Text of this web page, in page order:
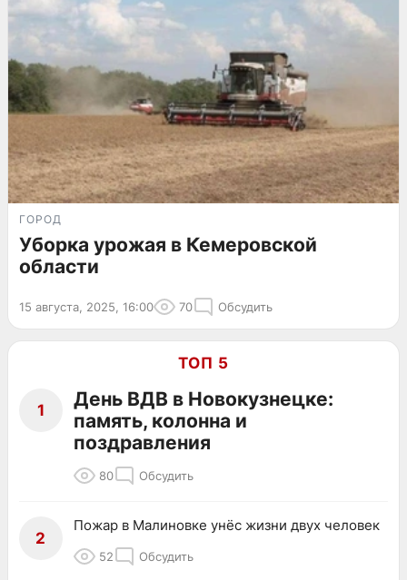
ГОРОД
Уборка урожая в Кемеровской
области
15 августа, 2025, 16:00 70 Обсудить
ТОП 5
1
День ВДВ в Новокузнецке:
память, колонна и
поздравления
80 Обсудить
2
Пожар в Малиновке унёс жизни двух человек
52 Обсудить